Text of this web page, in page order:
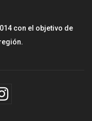
con el objetivo de